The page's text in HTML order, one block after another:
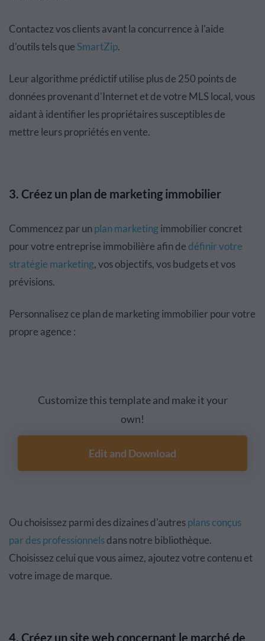
Contactez vos clients avant la concurrence à l'aide
d'outils tels que SmartZip.
Leur algorithme prédictif utilise plus de 250 points de
données provenant d'Internet et de votre MLS local, vous
aidant à identifier les propriétaires susceptibles de
mettre leurs propriétés en vente.
3. Créez un plan de marketing immobilier
Commencez par unplan marketingimmobilier concret
pour votre entreprise immobilière afin dedéfinir votre
stratégie marketing, vos objectifs, vos budgets et vos
prévisions.
Personnalisez ce plan de marketing immobilier pour votre
propre agence :
Customize this template and make it your
own!
Edit and Download
Ou choisissez parmi des dizaines d'autresplans conçus
par des professionnelsdans notre bibliothèque.
Choisissez celui que vous aimez, ajoutez votre contenu et
votre image de marque.
4. Créez un site web concernant le marché de